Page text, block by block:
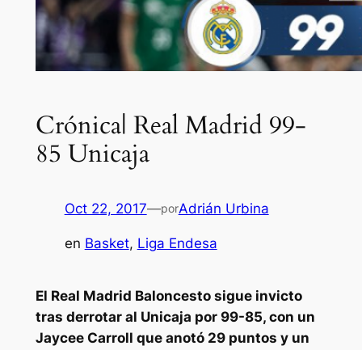
Crónica| Real Madrid 99-
85 Unicaja
Oct 22, 2017—porAdrián Urbina
en Basket, Liga Endesa
El Real Madrid Baloncesto sigue invicto
tras derrotar al Unicaja por 99-85, con un
Jaycee Carroll que anotó 29 puntos y un